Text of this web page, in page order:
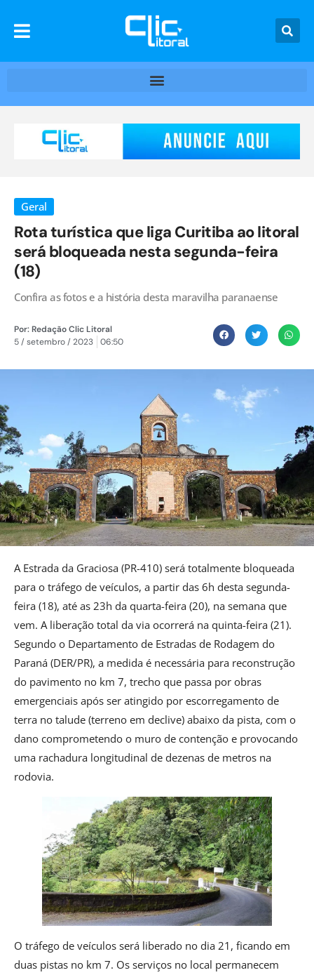
Geral
Rota turística que liga Curitiba ao litoral
será bloqueada nesta segunda-feira
(18)
Confira as fotos e a história desta maravilha paranaense
Por:Redação Clic Litoral
5 / setembro / 2023
06:50
A Estrada da Graciosa (PR-410) será totalmente bloqueada
para o tráfego de veículos, a partir das 6h desta segunda-
feira (18), até as 23h da quarta-feira (20), na semana que
vem. A liberação total da via ocorrerá na quinta-feira (21).
Segundo o Departamento de Estradas de Rodagem do
Paraná (DER/PR), a medida é necessária para reconstrução
do pavimento no km 7, trecho que passa por obras
emergenciais após ser atingido por escorregamento de
terra no talude (terreno em declive) abaixo da pista, com o
dano comprometendo o muro de contenção e provocando
uma rachadura longitudinal de dezenas de metros na
rodovia.
O tráfego de veículos será liberado no dia 21, ficando em
duas pistas no km 7. Os serviços no local permanecem